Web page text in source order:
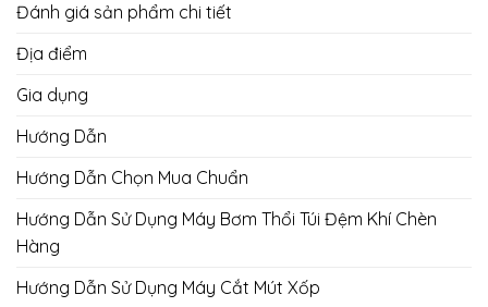
Đánh giá sản phẩm chi tiết
Địa điểm
Gia dụng
Hướng Dẫn
Hướng Dẫn Chọn Mua Chuẩn
Hướng Dẫn Sử Dụng Máy Bơm Thổi Túi Đệm Khí Chèn
Hàng
Hướng Dẫn Sử Dụng Máy Cắt Mút Xốp